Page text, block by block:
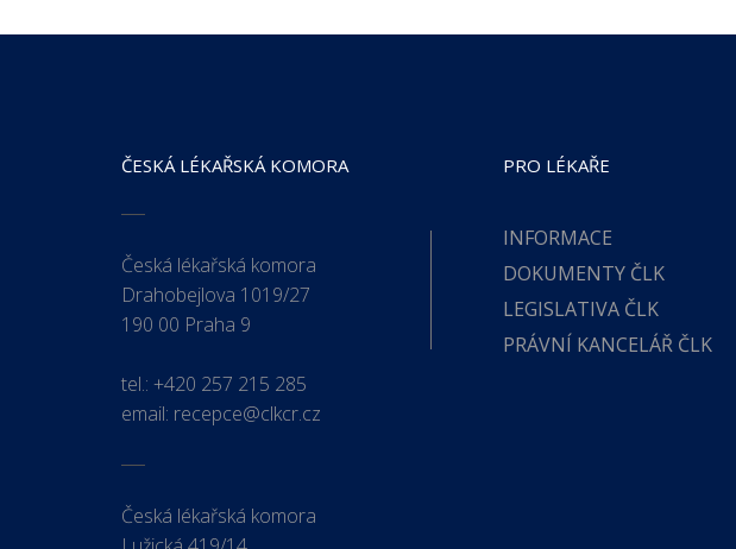
ČESKÁ LÉKAŘSKÁ KOMORA
Česká lékařská komora
Drahobejlova 1019/27
190 00 Praha 9
tel.: +420 257 215 285
email: recepce@clkcr.cz
Česká lékařská komora
PRO LÉKAŘE
INFORMACE
DOKUMENTY ČLK
LEGISLATIVA ČLK
PRÁVNÍ KANCELÁŘ ČLK